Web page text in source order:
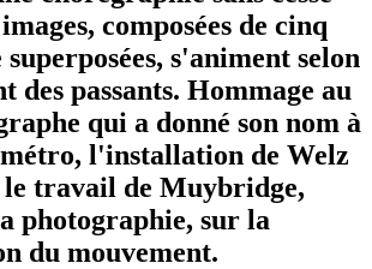
composées de cinq
s'animent selon
des passants. Hommage au
qui a donné son nom à
l'installation de Welz
le travail de Muybridge,
photographie, sur la
du mouvement.